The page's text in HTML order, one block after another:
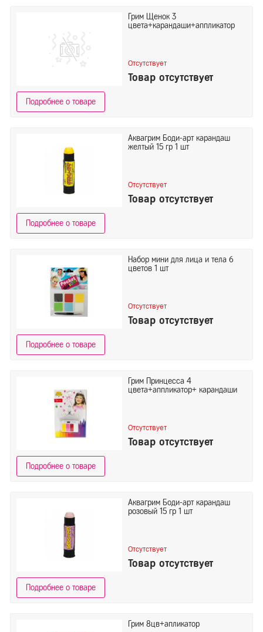
Грим Щенок 3
цвета+карандаши+аппликатор
Отсутствует
Товар отсутствует
Подробнее о товаре
Аквагрим Боди-арт карандаш
желтый 15 гр 1 шт
Отсутствует
Товар отсутствует
Подробнее о товаре
Набор мини для лица и тела 6
цветов 1 шт
Отсутствует
Товар отсутствует
Подробнее о товаре
Грим Принцесса 4
цвета+аппликатор+ карандаши
Отсутствует
Товар отсутствует
Подробнее о товаре
Аквагрим Боди-арт карандаш
розовый 15 гр 1 шт
Отсутствует
Товар отсутствует
Подробнее о товаре
Грим 8цв+апликатор